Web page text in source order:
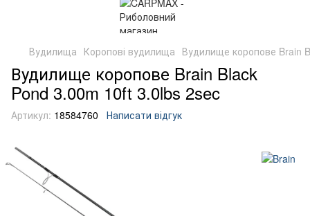
Вудилища Коропові вудилища Вудилище коропове Brain
Вудилище коропове Brain Black
Pond 3.00m 10ft 3.0lbs 2sec
Артикул: 18584760 Написати відгук